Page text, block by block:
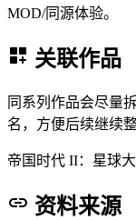
MOD/同源体验。
关联作品
同系列作品会尽量
名，方便后续继续整
帝国时代 II：星球
资料来源